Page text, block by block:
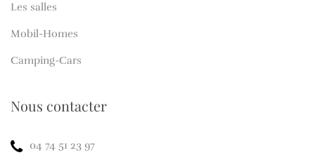
Les salles
Mobil-Homes
Camping-Cars
Nous contacter
04 74 51 23 97